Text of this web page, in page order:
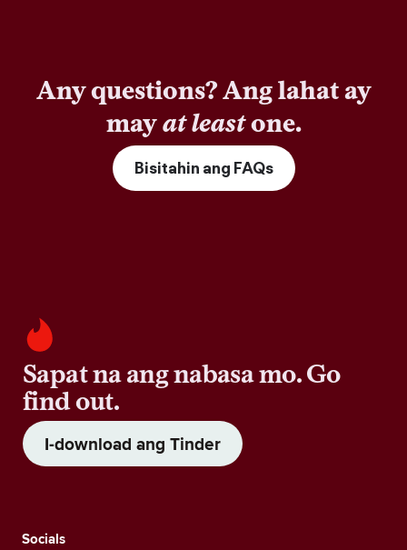
Any questions? Ang lahat ay
mayat leastone.
Bisitahin ang FAQs
Sapat na ang nabasa mo. Go
find out.
I-download ang Tinder
Socials